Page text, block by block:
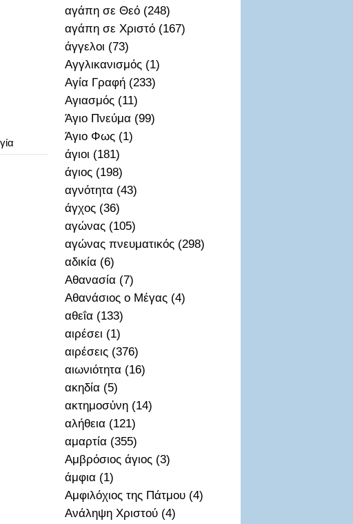
αγάπη σε Θεό (248)
αγάπη σε Χριστό (167)
άγγελοι (73)
Αγγλικανισμός (1)
Αγία Γραφή (233)
Αγιασμός (11)
Άγιο Πνεύμα (99)
Άγιο Φως (1)
άγιοι (181)
άγιος (198)
αγνότητα (43)
άγχος (36)
αγώνας (105)
αγώνας πνευματικός (298)
αδικία (6)
Αθανασία (7)
Αθανάσιος ο Μέγας (4)
αθεΐα (133)
αιρέσει (1)
αιρέσεις (376)
αιωνιότητα (16)
ακηδία (5)
ακτημοσὐνη (14)
αλήθεια (121)
αμαρτία (355)
Αμβρόσιος άγιος (3)
άμφια (1)
Αμφιλόχιος της Πάτμου (4)
Ανάληψη Χριστού (4)